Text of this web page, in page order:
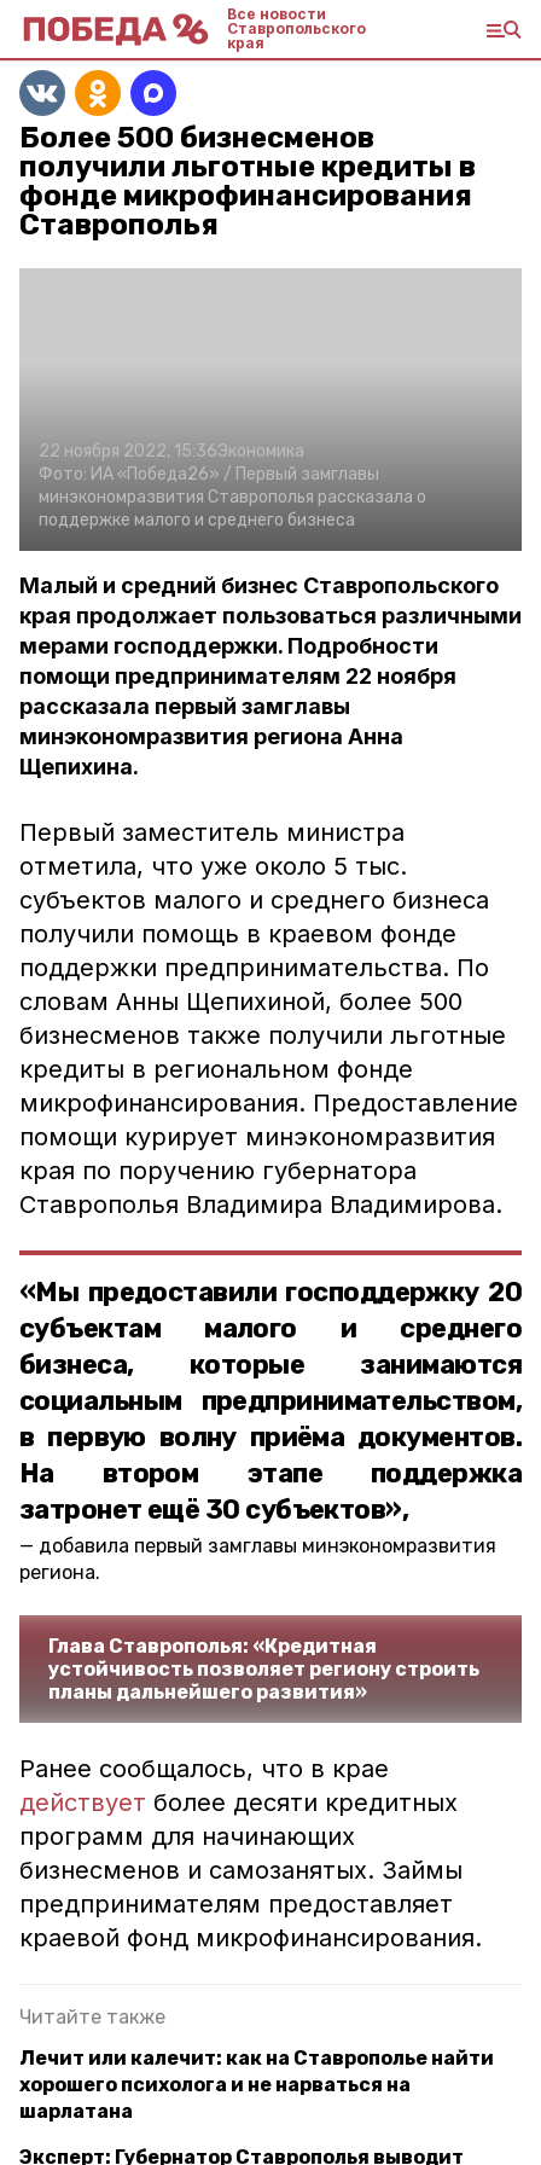
Все новости
Ставропольского
края
Более 500 бизнесменов
получили льготные кредиты в
фонде микрофинансирования
Ставрополья
22 ноября 2022, 15:36Экономика
Фото: ИА «Победа26» / Первый замглавы
минэкономразвития Ставрополья рассказала о
поддержке малого и среднего бизнеса
Малый и средний бизнес Ставропольского
края продолжает пользоваться различными
мерами господдержки. Подробности
помощи предпринимателям 22 ноября
рассказала первый замглавы
минэкономразвития региона Анна
Щепихина.
Первый заместитель министра
отметила, что уже около 5 тыс.
субъектов малого и среднего бизнеса
получили помощь в краевом фонде
поддержки предпринимательства. По
словам Анны Щепихиной, более 500
бизнесменов также получили льготные
кредиты в региональном фонде
микрофинансирования. Предоставление
помощи курирует минэкономразвития
края по поручению губернатора
Ставрополья Владимира Владимирова.
«Мы предоставили господдержку 20
субъектам малого и среднего
бизнеса, которые занимаются
социальным предпринимательством,
в первую волну приёма документов.
На втором этапе поддержка
затронет ещё 30 субъектов»,
добавила первый замглавы минэкономразвития
региона.
Глава Ставрополья: «Кредитная
устойчивость позволяет региону строить
планы дальнейшего развития»
Ранее сообщалось, что в крае
действует более десяти кредитных
программ для начинающих
бизнесменов и самозанятых. Займы
предпринимателям предоставляет
краевой фонд микрофинансирования.
Читайте также
Лечит или калечит: как на Ставрополье найти
хорошего психолога и не нарваться на
шарлатана
Эксперт: Губернатор Ставрополья выводит